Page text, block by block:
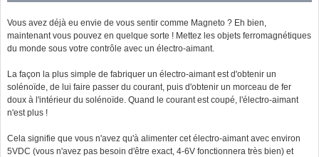
Vous avez déjà eu envie de vous sentir comme Magneto ? Eh bien,
maintenant vous pouvez en quelque sorte ! Mettez les objets ferromagnétiques
du monde sous votre contrôle avec un électro-aimant.
La façon la plus simple de fabriquer un électro-aimant est d'obtenir un
solénoïde, de lui faire passer du courant, puis d'obtenir un morceau de fer
doux à l'intérieur du solénoïde. Quand le courant est coupé, l'électro-aimant
n'est plus !
Cela signifie que vous n'avez qu'à alimenter cet électro-aimant avec environ
5VDC (vous n'avez pas besoin d'être exact, 4-6V fonctionnera très bien) et